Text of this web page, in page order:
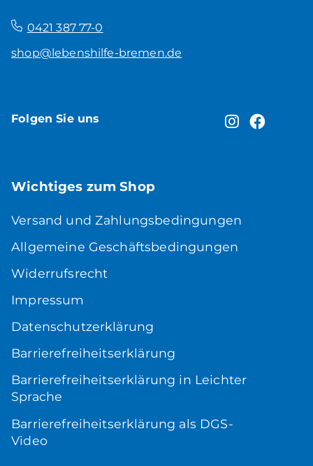
0421 387 77-0
shop@lebenshilfe-bremen.de
Folgen Sie uns
Wichtiges zum Shop
Versand und Zahlungsbedingungen
Allgemeine Geschäftsbedingungen
Widerrufsrecht
Impressum
Datenschutzerklärung
Barrierefreiheitserklärung
Barrierefreiheitserklärung in Leichter
Sprache
Barrierefreiheitserklärung als DGS-
Video